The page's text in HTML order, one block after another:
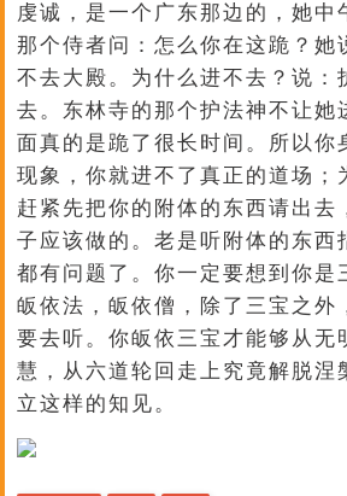
虔诚，是一个广东那边的，她中
那个侍者问：怎么你在这跪？她
不去大殿。为什么进不去？说：
去。东林寺的那个护法神不让她
面真的是跪了很长时间。所以你
现象，你就进不了真正的道场；
赶紧先把你的附体的东西请出去
子应该做的。老是听附体的东西
都有问题了。你一定要想到你是
皈依法，皈依僧，除了三宝之外
要去听。你皈依三宝才能够从无
慧，从六道轮回走上究竟解脱涅
立这样的知见。